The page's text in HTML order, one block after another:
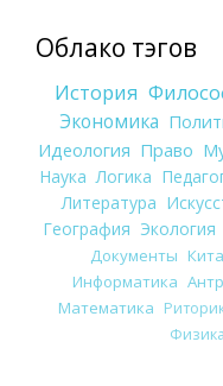
Облако тэгов
История
Экономика
Идеология Право
Наука Логика
Литература
География Экология
Документы
Информатика
Математика
Физика